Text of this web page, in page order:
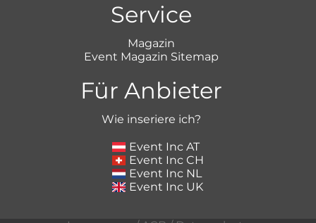
Service
Magazin
Event Magazin Sitemap
Für Anbieter
Wie inseriere ich?
Event Inc AT
Event Inc CH
Event Inc NL
Event Inc UK